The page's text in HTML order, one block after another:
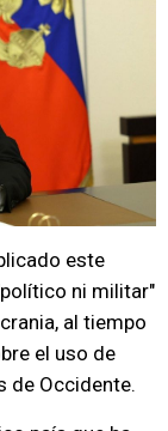
este
ni militar"
al tiempo
el uso de
de Occidente.